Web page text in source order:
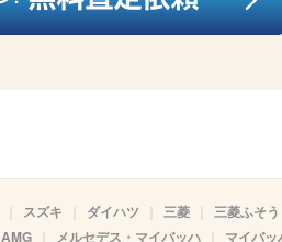
スズキ ダイハツ 三菱
三菱ふそう
AMG メルセデス・マイバッハ マイバッ